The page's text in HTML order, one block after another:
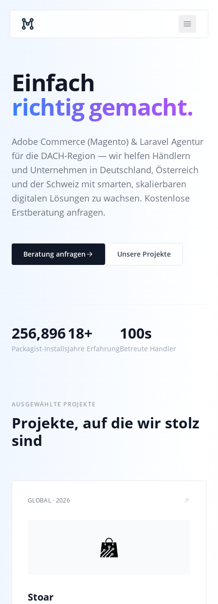
Einfach
richtig gemacht.
Adobe Commerce (Magento) & Laravel Agentur
für die DACH-Region — wir helfen Händlern
und Unternehmen in Deutschland, Österreich
und der Schweiz mit smarten, skalierbaren
digitalen Lösungen zu wachsen. Kostenlose
Erstberatung anfragen.
Beratung anfragen Unsere Projekte
256,896
Packagist-Installs
18+
Jahre Erfahrung
100s
Betreute Händler
AUSGEWÄHLTE PROJEKTE
Projekte, auf die wir stolz
sind
GLOBAL · 2026
Stoar